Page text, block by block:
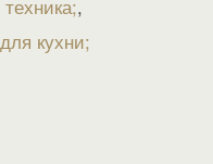
,
кухни